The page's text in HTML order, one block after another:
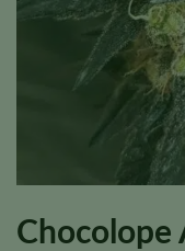
Chocolope